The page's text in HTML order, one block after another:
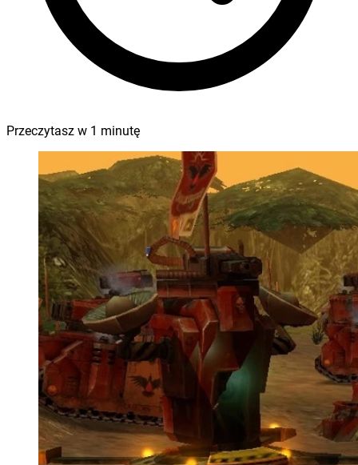
Przeczytasz w 1 minutę